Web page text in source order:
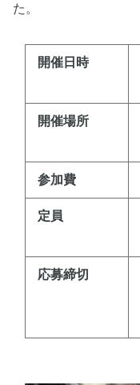
た。
開催日時
開催場所
参加費
定員
応募締切